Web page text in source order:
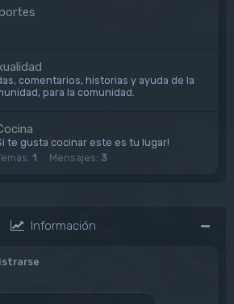
comentarios, historias y ayuda de la
para la comunidad.
te gusta cocinar este es tu lugar!
1 Mensajes: 3
Información